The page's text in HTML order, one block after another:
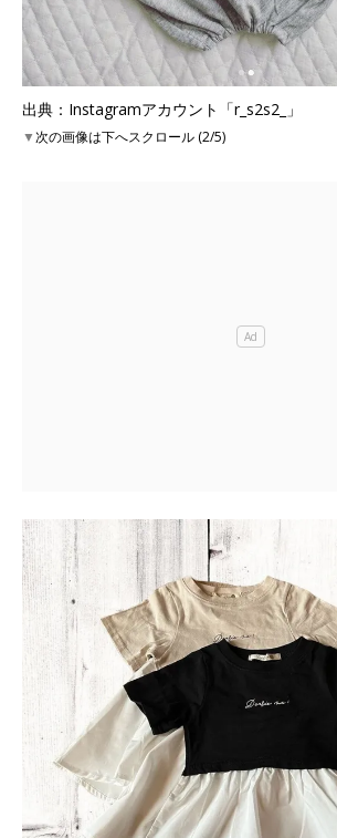
出典：Instagramアカウント「r_s2s2_」
▼次の画像は下へスクロール (2/5)